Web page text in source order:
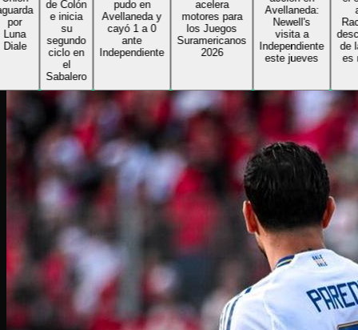
de Colón
e inicia
segundo
ciclo en
Sabalero
pudo en
Avellaneda y
cayó 1 a 0
ante
Independiente
acelera
motores para
los Juegos
Suramericanos
2026
Avellaneda:
Newell's
visita a
Independiente
este jueves
de la
es